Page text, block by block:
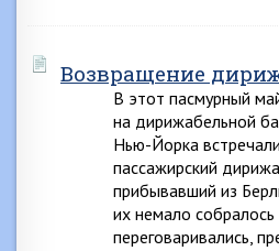
Возвращение
В этот пасмурный
на дирижабельной
Нью-Йорка
пассажирский
прибывавший из
их немало
переговаривались,